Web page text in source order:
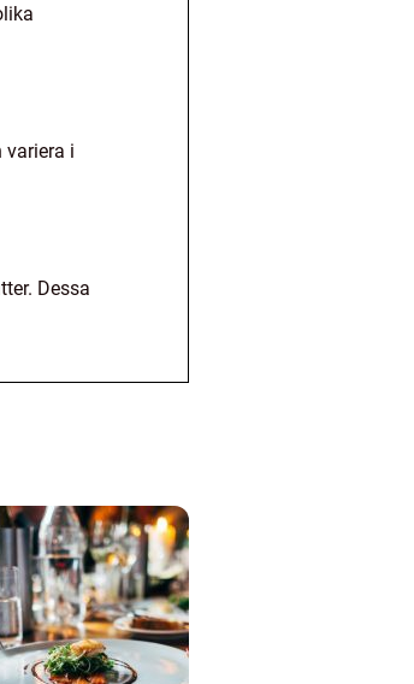
variera i
Dessa